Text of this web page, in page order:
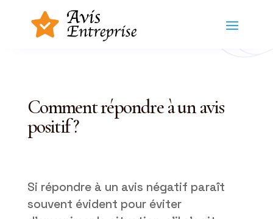
Comment répondre à un avis
positif ?
Si répondre à un avis négatif paraît
souvent évident pour éviter